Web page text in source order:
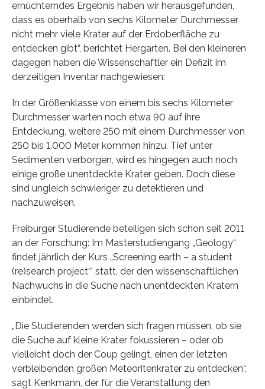
ernüchterndes Ergebnis haben wir herausgefunden,
dass es oberhalb von sechs Kilometer Durchmesser
nicht mehr viele Krater auf der Erdoberfläche zu
entdecken gibt“, berichtet Hergarten. Bei den kleineren
dagegen haben die Wissenschaftler ein Defizit im
derzeitigen Inventar nachgewiesen:
In der Größenklasse von einem bis sechs Kilometer
Durchmesser warten noch etwa 90 auf ihre
Entdeckung, weitere 250 mit einem Durchmesser von
250 bis 1.000 Meter kommen hinzu. Tief unter
Sedimenten verborgen, wird es hingegen auch noch
einige große unentdeckte Krater geben. Doch diese
sind ungleich schwieriger zu detektieren und
nachzuweisen.
Freiburger Studierende beteiligen sich schon seit 2011
an der Forschung: Im Masterstudiengang „Geology“
findet jährlich der Kurs „Screening earth – a student
(re)search project“' statt, der den wissenschaftlichen
Nachwuchs in die Suche nach unentdeckten Kratern
einbindet.
„Die Studierenden werden sich fragen müssen, ob sie
die Suche auf kleine Krater fokussieren – oder ob
vielleicht doch der Coup gelingt, einen der letzten
verbleibenden großen Meteoritenkrater zu entdecken“,
sagt Kenkmann, der für die Veranstaltung den